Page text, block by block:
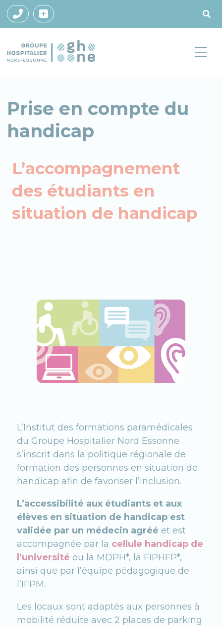
Prise en compte du
handicap
L’accompagnement
des étudiants en
situation de handicap
L’Institut des formations paramédicales
du Groupe Hospitalier Nord Essonne
s’inscrit dans la politique régionale de
formation des personnes en situation de
handicap afin de favoriser l’inclusion.
L’accessibilité aux étudiants et aux
élèves en situation de handicap est
validée par un médecin agréé et est
accompagnée par la cellule handicap de
l’université ou la MDPH*, la FIPHFP*,
ainsi que par l’équipe pédagogique de
l’IFPM.
Les locaux sont adaptés aux personnes à
mobilité réduite avec 2 places de parking